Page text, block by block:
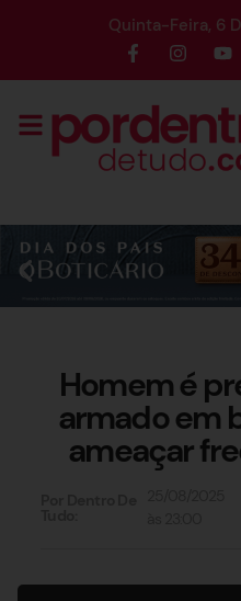
Quinta-Feira, 6
Homem é
armado em
ameaçar